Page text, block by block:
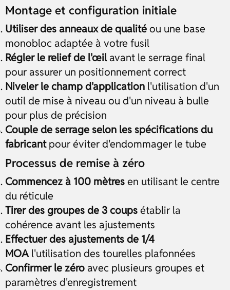
Montage et configuration initiale
Utiliser des anneaux de qualitéou une base
monobloc adaptée à votre fusil
Régler le relief de l'œilavant le serrage final
pour assurer un positionnement correct
Niveler le champ d'application l'utilisation d'un
outil de mise à niveau ou d'un niveau à bulle
pour plus de précision
Couple de serrage selon les spécifications du
fabricantpour éviter d'endommager le tube
Processus de remise à zéro
Commencez à 100 mètresen utilisant le centre
du réticule
Tirer des groupes de 3 coupsétablir la
cohérence avant les ajustements
Effectuer des ajustements de 1/4
MOAl'utilisation des tourelles plafonnées
Confirmer le zéro avec plusieurs groupes et
paramètres d'enregistrement